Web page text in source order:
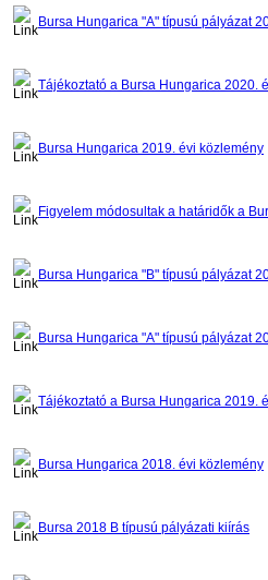
Bursa Hungarica "A" típusú pályázat
Tájékoztató a Bursa Hungarica 2020.
Bursa Hungarica 2019. évi közlemény
Figyelem módosultak a határidők a
Bursa Hungarica "B" típusú pályázat
Bursa Hungarica "A" típusú pályázat
Tájékoztató a Bursa Hungarica 2019.
Bursa Hungarica 2018. évi közlemény
Bursa 2018 B típusú pályázati kiírás